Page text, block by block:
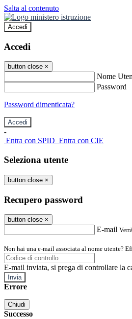
Salta al contenuto
Accedi
Accedi
button close ×
Nome
Password
Password dimenticata?
-
Entra con SPID Entra con CIE
Seleziona utente
button close ×
Recupero password
button close ×
E-mail
Non hai una e-mail associata al nome utente?
E-mail inviata, si prega di controllare la
Errore
Chiudi
Successo